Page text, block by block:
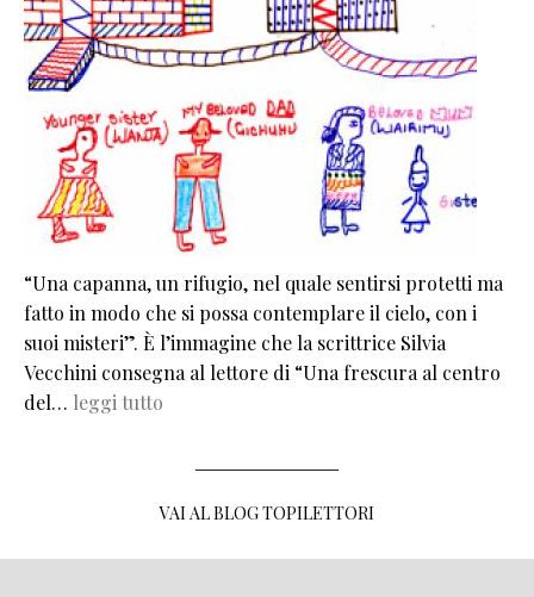
“Una capanna, un rifugio, nel quale sentirsi protetti ma
fatto in modo che si possa contemplare il cielo, con i
suoi misteri”. È l’immagine che la scrittrice Silvia
Vecchini consegna al lettore di “Una frescura al centro
del… leggi tutto
VAI AL BLOG TOPILETTORI